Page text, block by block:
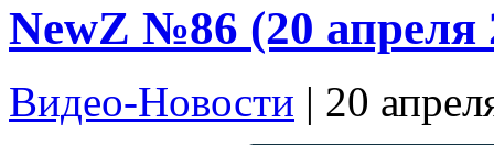
NewZ №86 (20 апреля
Видео-Новости | 20